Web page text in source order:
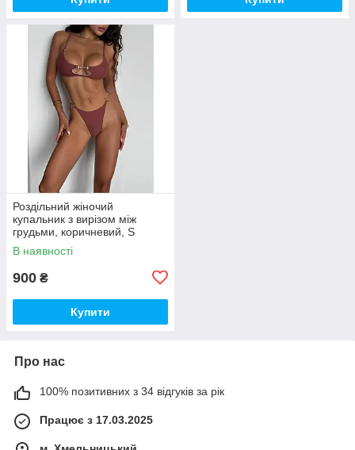
Роздільний жіночий
купальник з вирізом між
грудьми, коричневий, S
В наявності
900 ₴
Купити
Про нас
100% позитивних з 34 відгуків за рік
Працює з 17.03.2025